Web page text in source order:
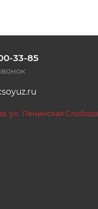
33-85
ул. Ленинская